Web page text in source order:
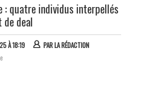
: quatre individus interpellés
deal
À 18:19 PARLA RÉDACTION